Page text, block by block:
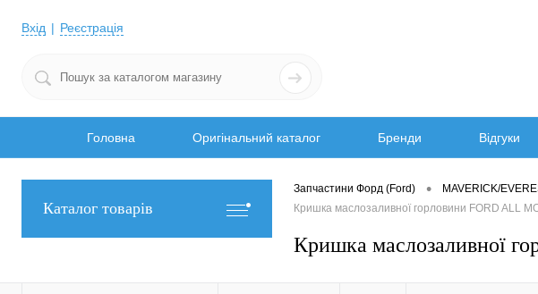
Вхід Реєстрація
Головна Оригінальний каталог Бренди Відгуки
Каталог товарів
Запчастини Форд (Ford) • MAVERICK/
Кришка маслозаливної горловини FORD ALL
Кришка маслозаливної